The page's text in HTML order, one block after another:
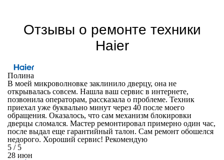
Отзывы о ремонте техники
Haier
Полина
В моей микроволновке заклинило дверцу, она не
открывалась совсем. Нашла ваш сервис в интернете,
позвонила операторам, рассказала о проблеме. Техник
приехал уже буквально минут через 40 после моего
обращения. Оказалось, что сам механизм блокировки
дверцы сломался. Мастер ремонтировал примерно один час,
после выдал еще гарантийный талон. Сам ремонт обошелся
недорого. Хороший сервис! Рекомендую
5 / 5
28 июн